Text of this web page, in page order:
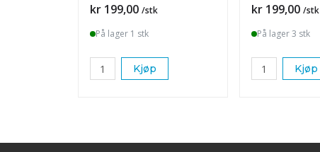
Pris
kr 199,00 /stk
På lager 1 stk
Kjøp
Pris
kr 199,00 /stk
På lager 3 stk
Kjøp